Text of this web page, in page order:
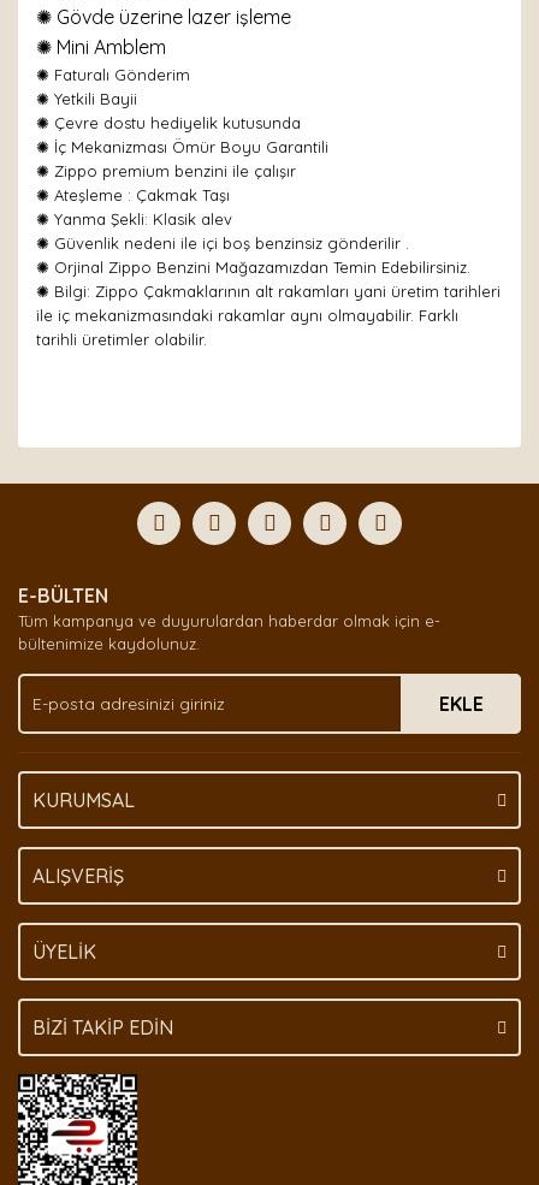
✺ Gövde üzerine lazer işleme
✺ Mini Amblem
✺ Faturalı Gönderim
✺ Yetkili Bayii
✺ Çevre dostu hediyelik kutusunda
✺ İç Mekanizması Ömür Boyu Garantili
✺ Zippo premium benzini ile çalışır
✺ Ateşleme : Çakmak Taşı
✺ Yanma Şekli: Klasik alev
✺ Güvenlik nedeni ile içi boş benzinsiz gönderilir .
✺ Orjinal Zippo Benzini Mağazamızdan Temin Edebilirsiniz.
✺ Bilgi: Zippo Çakmaklarının alt rakamları yani üretim tarihleri
ile iç mekanizmasındaki rakamlar aynı olmayabilir. Farklı
tarihli üretimler olabilir.
Yorum Yaz
formunu kullanarak tarafımıza iletebilirsiniz.
Görüş ve önerileriniz için teşekkür ederiz.
Ürün açıklamasında eksik bilgiler bulunuyor.
Ürün bilgilerinde hatalar bulunuyor.
Ürün fiyatı diğer sitelerden daha pahalı.
Bu ürüne benzer farklı alternatifler olmalı.
E-BÜLTEN
Tüm kampanya ve duyurulardan haberdar olmak için e-
bültenimize kaydolunuz.
EKLE
KURUMSAL
ALIŞVERİŞ
ÜYELİK
BİZİ TAKİP EDİN